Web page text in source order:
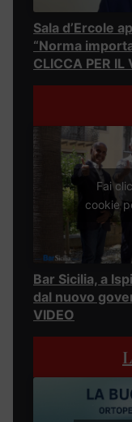
Sala d’Ercole
“Norma
CLICCA PER IL
Fai
cookie
Bar Sicilia, a
dal nuovo
VIDEO